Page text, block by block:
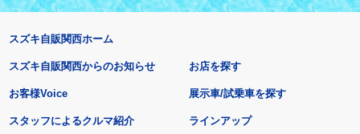
スズキ自販関西ホーム
スズキ自販関西からのお知らせ
お客様Voice
スタッフによるクルマ紹介
お店を探す
展示車/試乗車を探す
ラインアップ